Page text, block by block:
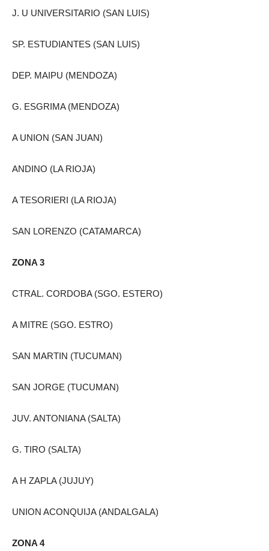
J. U UNIVERSITARIO (SAN LUIS)
SP. ESTUDIANTES (SAN LUIS)
DEP. MAIPU (MENDOZA)
G. ESGRIMA (MENDOZA)
A UNION (SAN JUAN)
ANDINO (LA RIOJA)
A TESORIERI (LA RIOJA)
SAN LORENZO (CATAMARCA)
ZONA 3
CTRAL. CORDOBA (SGO. ESTERO)
A MITRE (SGO. ESTRO)
SAN MARTIN (TUCUMAN)
SAN JORGE (TUCUMAN)
JUV. ANTONIANA (SALTA)
G. TIRO (SALTA)
A H ZAPLA (JUJUY)
UNION ACONQUIJA (ANDALGALA)
ZONA 4